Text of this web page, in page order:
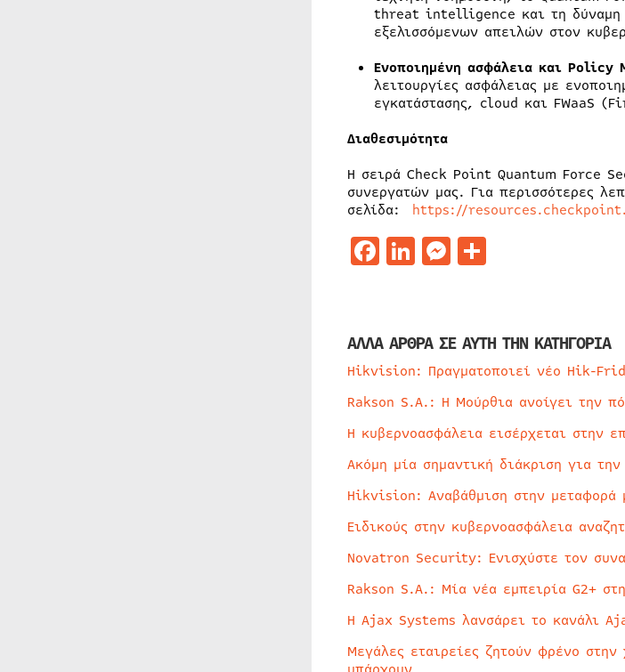
threat intelligence και τη δύναμη
εξελισσόμενων απειλών στον
Ενοποιημένη ασφάλεια και Policy
λειτουργίες ασφάλειας με
εγκατάστασης, cloud και FWaaS
Διαθεσιμότητα
Η σειρά Check Point Quantum Force
συνεργατών μας. Για περισσότερες
σελίδα: https://
Facebook
LinkedIn
Messenger
ΑΛΛΑ ΑΡΘΡΑ ΣΕ ΑΥΤΗ ΤΗΝ ΚΑΤΗΓΟΡΙΑ
Hikvision: Πραγματοποιεί νέο Hik-
Rakson S.A.: Η Μούρθια ανοίγει την
Η κυβερνοασφάλεια εισέρχεται στην
Ακόμη μία σημαντική διάκριση για
Hikvision: Αναβάθμιση στην
Ειδικούς στην κυβερνοασφάλεια
Novatron Security: Ενισχύστε τον
Rakson S.A.: Μία νέα εμπειρία G2+
Η Ajax Systems λανσάρει το κανάλι
Μεγάλες εταιρείες ζητούν φρένο